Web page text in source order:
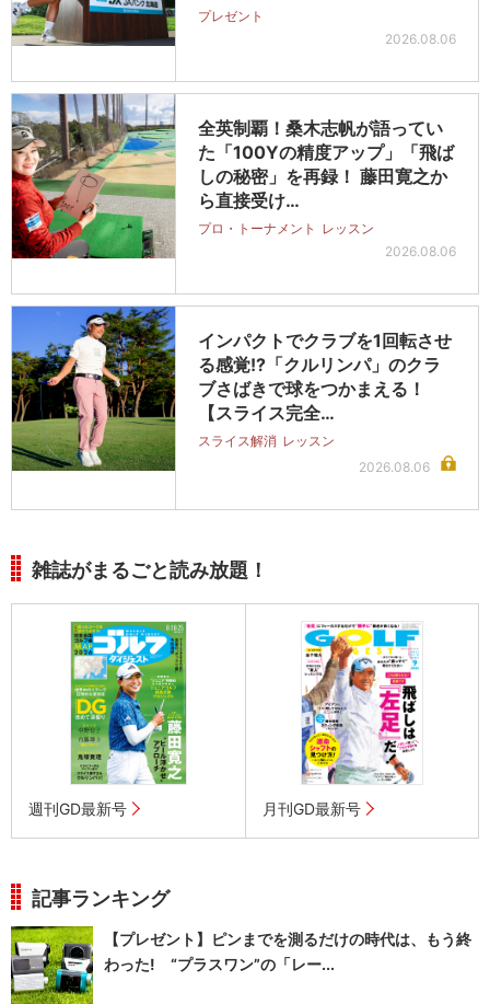
プレゼント
2026.08.06
全英制覇！桑木志帆が語ってい
た「100Yの精度アップ」「飛ば
しの秘密」を再録！ 藤田寛之か
ら直接受け…
プロ・トーナメント レッスン
2026.08.06
インパクトでクラブを1回転させ
る感覚!?「クルリンパ」のクラ
ブさばきで球をつかまえる！
【スライス完全…
スライス解消 レッスン
2026.08.06
雑誌がまるごと読み放題！
週刊GD最新号 月刊GD最新号
記事ランキング
【プレゼント】ピンまでを測るだけの時代は、もう終
わった! “プラスワン”の「レー...